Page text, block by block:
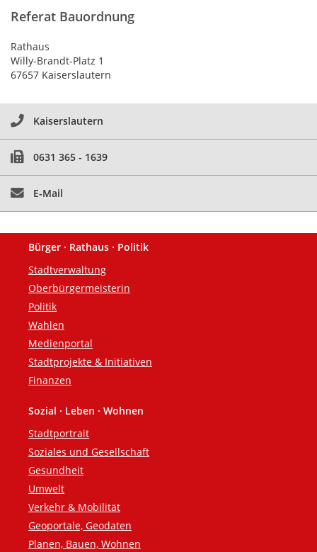
Referat Bauordnung
Rathaus
Willy-Brandt-Platz 1
67657 Kaiserslautern
Kaiserslautern
0631 365 - 1639
E-Mail
Fußzeile
Bürger · Rathaus · Politik
Stadtverwaltung
Oberbürgermeisterin
Politik
Wahlen
Medienportal
Stadtprojekte & Initiativen
Finanzen
Sozial · Leben · Wohnen
Stadtportrait
Soziales und Gesellschaft
Gesundheit
Umwelt
Verkehr & Mobilität
Geoportale, Geodaten
Planen, Bauen, Wohnen